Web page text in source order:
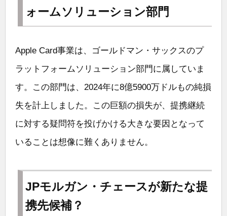
ォームソリューション部門
Apple Card事業は、ゴールドマン・サックスのプ
ラットフォームソリューション部門に属していま
す。この部門は、2024年に8億5900万ドルもの純損
失を計上しました。この巨額の損失が、提携継続
に対する疑問符を投げかける大きな要因となって
いることは想像に難くありません。
JPモルガン・チェースが新たな提
携先候補？